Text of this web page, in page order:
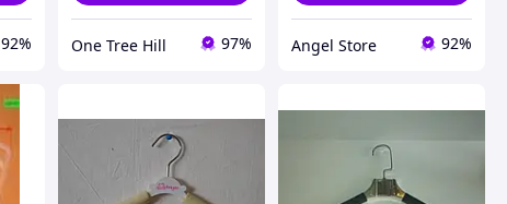
92% One Tree Hill 97% Angel Store 92%